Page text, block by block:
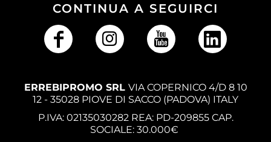
CONTINUA A SEGUIRCI
ERREBIPROMO SRL VIA COPERNICO 4/D 8 10
12 - 35028 PIOVE DI SACCO (PADOVA) ITALY
P.IVA: 02135030282 REA: PD-209855 CAP.
SOCIALE: 30.000€